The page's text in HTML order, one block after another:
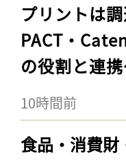
プリントは
PACT・
の役割と連
10時間前
食品・消費財